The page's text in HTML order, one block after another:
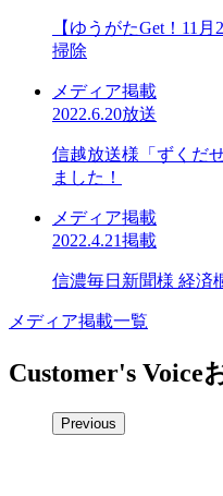
【ゆうがたGet！11
掃除
メディア掲載
2022.6.20放送
信越放送様「ずくだ
ました！
メディア掲載
2022.4.21掲載
信濃毎日新聞様 経済
メディア掲載一覧
Customer's Voice
Previous